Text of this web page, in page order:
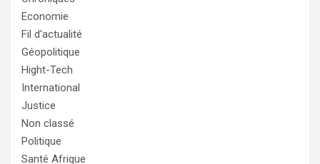
Economie
Fil d'actualité
Géopolitique
Hight-Tech
International
Justice
Non classé
Politique
Santé Afrique